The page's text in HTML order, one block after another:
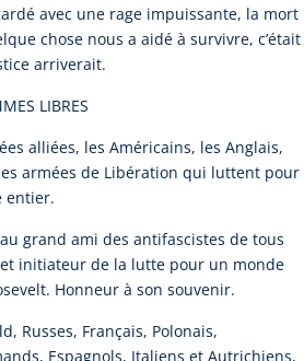
avec une rage impuissante, la mort
chose nous a aidé à survivre, c’était
arriverait.
LIBRES
alliées, les Américains, les Anglais,
armées de Libération qui luttent pour
entier.
grand ami des antifascistes de tous
et initiateur de la lutte pour un monde
Honneur à son souvenir.
Russes, Français, Polonais,
Espagnols, Italiens et Autrichiens,